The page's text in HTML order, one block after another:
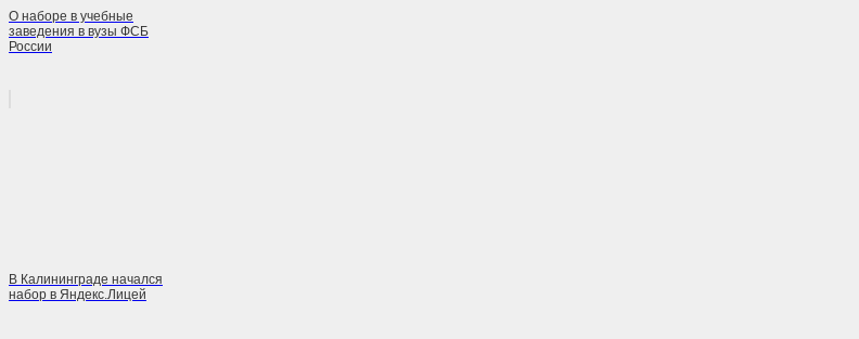
О наборе в учебные
заведения в вузы ФСБ
России
В Калининграде начался
набор в Яндекс.Лицей